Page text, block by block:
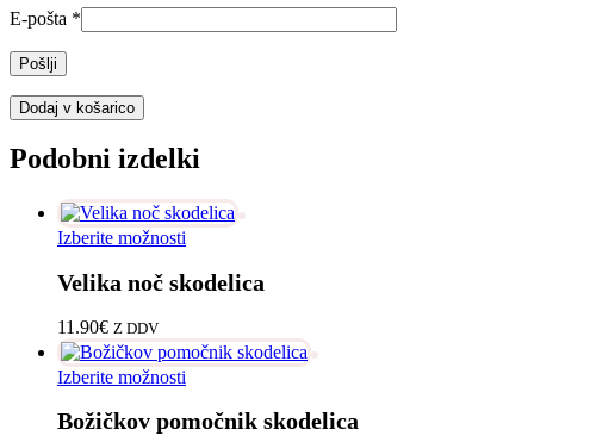
E-pošta *
Dodaj v košarico
Podobni izdelki
Izberite možnosti
ima
Možnosti
lahko
izberete
strani
Velika noč skodelica
11.90€ Z DDV
Izberite možnosti
ima
Božičkov pomočnik skodelica